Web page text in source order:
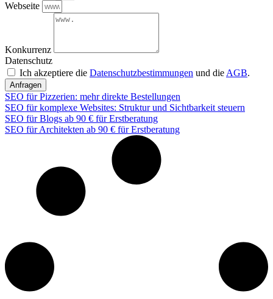
Webseite
Konkurrenz
Datenschutz
Ich akzeptiere die Datenschutzbestimmungen und die AGB.
Anfragen
SEO für Pizzerien: mehr direkte Bestellungen
SEO für komplexe Websites: Struktur und Sichtbarkeit steuern
SEO für Blogs ab 90 € für Erstberatung
SEO für Architekten ab 90 € für Erstberatung